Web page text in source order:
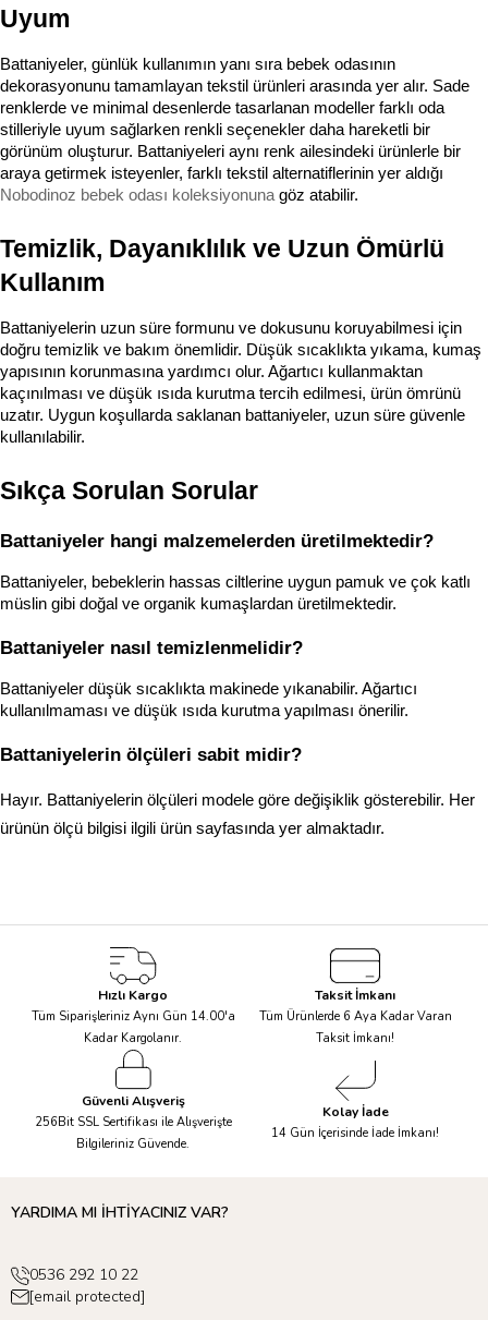
Uyum
Battaniyeler, günlük kullanımın yanı sıra bebek odasının
dekorasyonunu tamamlayan tekstil ürünleri arasında yer alır. Sade
renklerde ve minimal desenlerde tasarlanan modeller farklı oda
stilleriyle uyum sağlarken renkli seçenekler daha hareketli bir
görünüm oluşturur. Battaniyeleri aynı renk ailesindeki ürünlerle bir
Nobodinoz bebek odası koleksiyonuna göz atabilir.
Temizlik, Dayanıklılık ve Uzun Ömürlü
Kullanım
Battaniyelerin uzun süre formunu ve dokusunu koruyabilmesi için
doğru temizlik ve bakım önemlidir. Düşük sıcaklıkta yıkama, kumaş
yapısının korunmasına yardımcı olur. Ağartıcı kullanmaktan
kaçınılması ve düşük ısıda kurutma tercih edilmesi, ürün ömrünü
uzatır. Uygun koşullarda saklanan battaniyeler, uzun süre güvenle
kullanılabilir.
Sıkça Sorulan Sorular
Battaniyeler hangi malzemelerden üretilmektedir?
Battaniyeler, bebeklerin hassas ciltlerine uygun pamuk ve çok katlı
müslin gibi doğal ve organik kumaşlardan üretilmektedir.
Battaniyeler nasıl temizlenmelidir?
Battaniyeler düşük sıcaklıkta makinede yıkanabilir. Ağartıcı
kullanılmaması ve düşük ısıda kurutma yapılması önerilir.
Battaniyelerin ölçüleri sabit midir?
Hayır. Battaniyelerin ölçüleri modele göre değişiklik gösterebilir. Her
ürünün ölçü bilgisi ilgili ürün sayfasında yer almaktadır.
Hızlı Kargo
Tüm Siparişleriniz Aynı Gün 14.00'a
Kadar Kargolanır.
Taksit İmkanı
Tüm Ürünlerde 6 Aya Kadar Varan
Taksit İmkanı!
Güvenli Alışveriş
256Bit SSL Sertifikası ile Alışverişte
Bilgileriniz Güvende.
Kolay İade
14 Gün İçerisinde İade İmkanı!
YARDIMA MI İHTİYACINIZ VAR?
0536 292 10 22
[email protected]